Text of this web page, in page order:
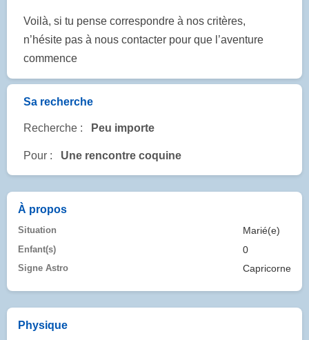
Voilà, si tu pense correspondre à nos critères,
n’hésite pas à nous contacter pour que l’aventure
commence
Sa recherche
Recherche : Peu importe
Pour : Une rencontre coquine
À propos
Situation Marié(e)
Enfant(s) 0
Signe Astro Capricorne
Physique